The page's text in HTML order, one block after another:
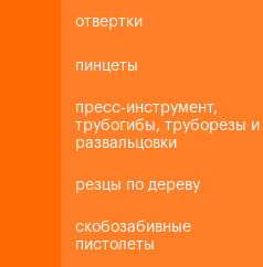
отвертки
пинцеты
пресс-инструмент,
трубогибы, труборезы и
развальцовки
резцы по дереву
скобозабивные
пистолеты